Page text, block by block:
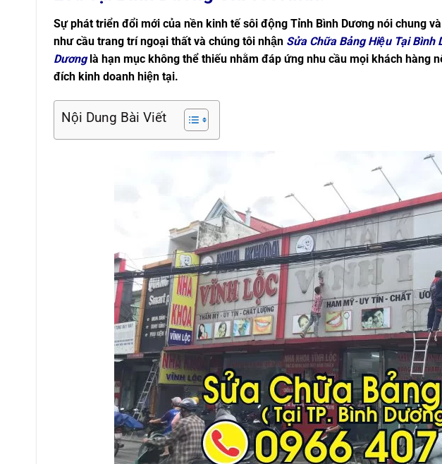
Sự phát triển đổi mới của nền kinh tế sôi động Tỉnh Bình Dương nói chung
như cầu trang trí ngoại thất và chúng tôi nhận Sửa Chữa Bảng Hiệu Tại Bình
Dươnglà hạn mục không thể thiếu nhằm đáp ứng nhu cầu mọi khách hàng
đích kinh doanh hiện tại.
Nội Dung Bài Viết